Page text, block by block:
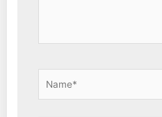
Name*